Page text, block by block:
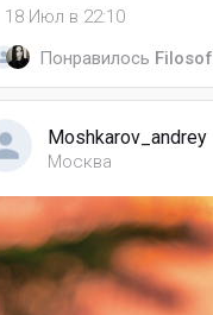
18 Июл в 22:10
Понравилось Filosof
Moshkarov_andrey
Москва